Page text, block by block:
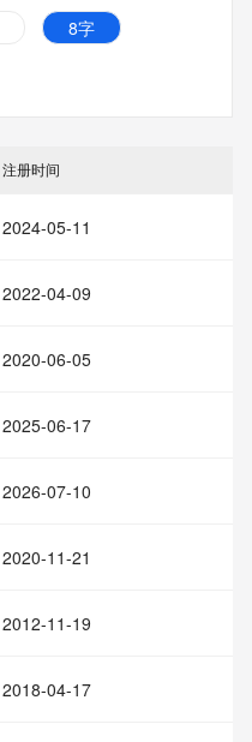
8字
注册时间
2024-05-11
2022-04-09
2020-06-05
2025-06-17
2026-07-10
2020-11-21
2012-11-19
2018-04-17